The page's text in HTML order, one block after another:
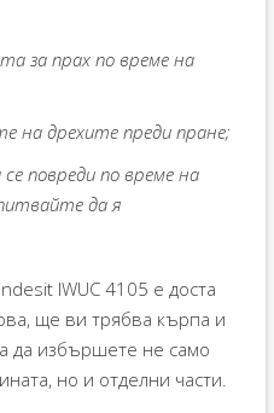
за прах по време на
на дрехите преди пране;
повреди по време на
да я
IWUC 4105 е доста
ще ви трябва кърпа и
да избършете не само
но и отделни части.